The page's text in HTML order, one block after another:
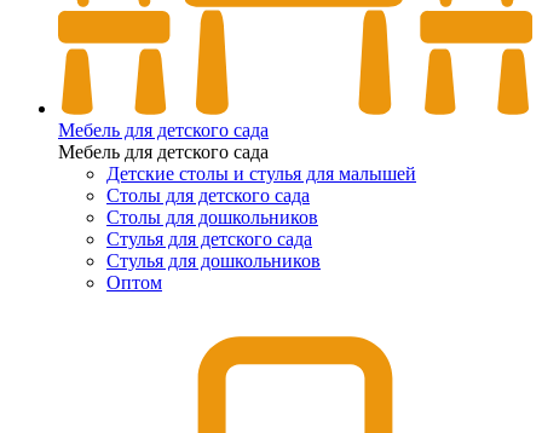
Мебель для детского сада
Мебель для детского сада
Детские столы и стулья для малышей
Столы для детского сада
Столы для дошкольников
Стулья для детского сада
Стулья для дошкольников
Оптом